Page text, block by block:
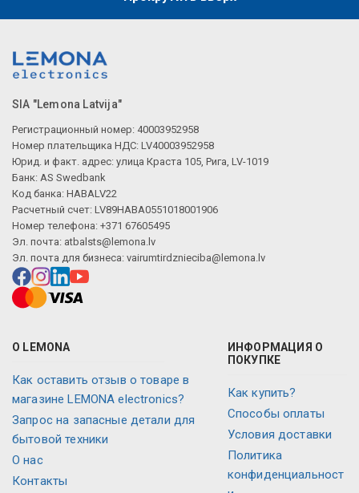
SIA "Lemona Latvija"
Регистрационный номер: 40003952958
Номер плательщика НДС: LV40003952958
Юрид. и факт. адрес: улица Краста 105, Рига, LV-1019
Банк: AS Swedbank
Код банка: HABALV22
Расчетный счет: LV89HABA0551018001906
Номер телефона: +371 67605495
Эл. почта: atbalsts@lemona.lv
Эл. почта для бизнеса: vairumtirdznieciba@lemona.lv
О LEMONA
Как оставить отзыв о товаре в
магазине LEMONA electronics?
Запрос на запасные детали для
бытовой техники
О нас
Контакты
ИНФОРМАЦИЯ О
ПОКУПКЕ
Как купить?
Способы оплаты
Условия доставки
Политика
конфиденциальност